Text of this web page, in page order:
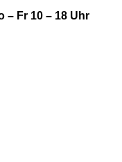
– Fr 10 – 18 Uhr